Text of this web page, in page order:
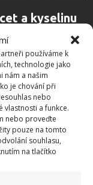
používáme k
technologie jako
nám a našim
je chování při
nebo
vlastnosti a funkce.
nebo proveďte
pouze na tomto
souhlasu,
na tlačítko
a kyselinu
a zlepšení
praním
šťávy
lžic octa. Ocet
Současně
ručníky
vložte do